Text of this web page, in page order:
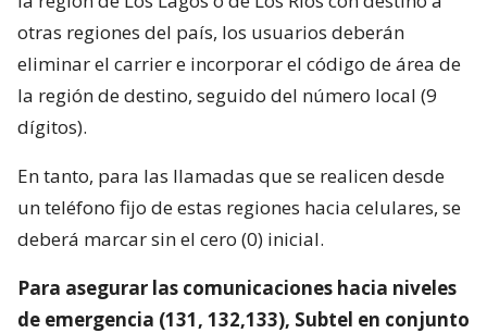
otras regiones del país, los usuarios deberán
eliminar el carrier e incorporar el código de área de
la región de destino, seguido del número local (9
dígitos).
En tanto, para las llamadas que se realicen desde
un teléfono fijo de estas regiones hacia celulares, se
deberá marcar sin el cero (0) inicial.
Para asegurar las comunicaciones hacia niveles
de emergencia (131, 132,133), Subtel en conjunto